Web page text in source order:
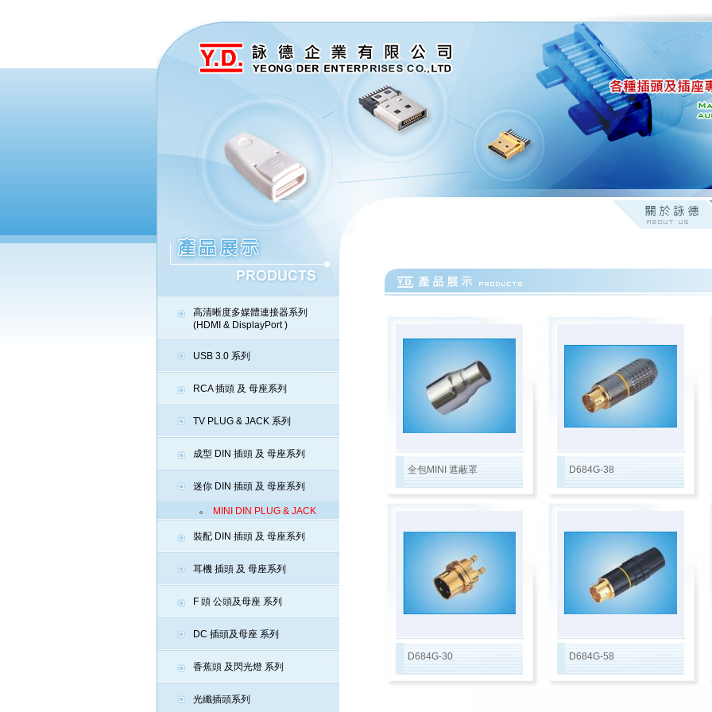
高清晰度多媒體連接器系列
(HDMI & DisplayPort )
USB 3.0 系列
RCA 插頭 及 母座系列
TV PLUG & JACK 系列
成型 DIN 插頭 及 母座系列
迷你 DIN 插頭 及 母座系列
MINI DIN PLUG & JACK
裝配 DIN 插頭 及 母座系列
耳機 插頭 及 母座系列
F 頭 公頭及母座 系列
DC 插頭及母座 系列
香蕉頭 及閃光燈 系列
光纖插頭系列
全包MINI 遮蔽罩 D684G-38
D684G-30 D684G-58